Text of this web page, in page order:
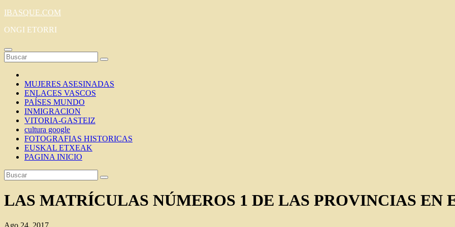
Saltar
contenido
IBASQUE.COM
ONGI ETORRI
MUJERES ASESINADAS
ENLACES VASCOS
PAÍSES MUNDO
INMIGRACION
VITORIA-GASTEIZ
cultura google
FOTOGRAFIAS HISTORICAS
EUSKAL ETXEAK
PAGINA INICIO
LAS MATRÍCULAS NÚMEROS 1 DE LAS PROVINCIAS EN
Ago 24, 2017